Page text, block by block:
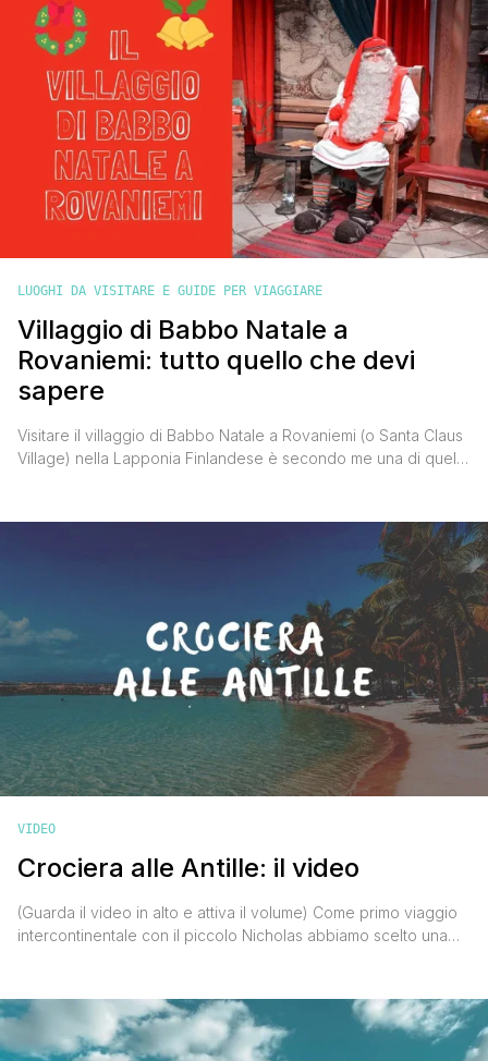
e destinazioni. In questa [']
LUOGHI DA VISITARE E GUIDE PER VIAGGIARE
Villaggio di Babbo Natale a
Rovaniemi: tutto quello che devi
sapere
Visitare il villaggio di Babbo Natale a Rovaniemi (o Santa Claus
Village) nella Lapponia Finlandese è secondo me una di quelle
trasportare chiunque in una dimensione magica e capace di
VIDEO
Crociera alle Antille: il video
(Guarda il video in alto e attiva il volume) Come primo viaggio
intercontinentale con il piccolo Nicholas abbiamo scelto una
di un bimbo di 9 mesi. La prima tappa l’abbiamo fatta a Tortola,
la più [']